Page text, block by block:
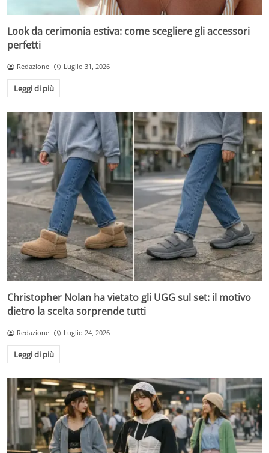
Look da cerimonia estiva: come scegliere gli accessori
perfetti
Redazione Luglio 31, 2026
Leggi di più
Christopher Nolan ha vietato gli UGG sul set: il motivo
dietro la scelta sorprende tutti
Redazione Luglio 24, 2026
Leggi di più